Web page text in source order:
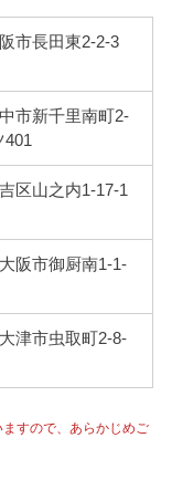
市長田東2-2-3
市新千里南町2-
401
区山之内1-17-1
阪市御厨南1-1-
津市虫取町2-8-
すので、あらかじめご